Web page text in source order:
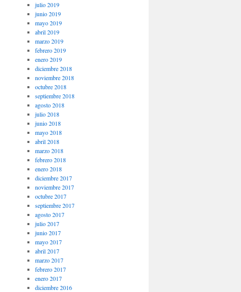
julio 2019
junio 2019
mayo 2019
abril 2019
marzo 2019
febrero 2019
enero 2019
diciembre 2018
noviembre 2018
octubre 2018
septiembre 2018
agosto 2018
julio 2018
junio 2018
mayo 2018
abril 2018
marzo 2018
febrero 2018
enero 2018
diciembre 2017
noviembre 2017
octubre 2017
septiembre 2017
agosto 2017
julio 2017
junio 2017
mayo 2017
abril 2017
marzo 2017
febrero 2017
enero 2017
diciembre 2016